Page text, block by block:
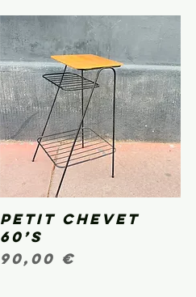
Aperçu rapide
Petit chevet
60’s
Prix
90,00 €